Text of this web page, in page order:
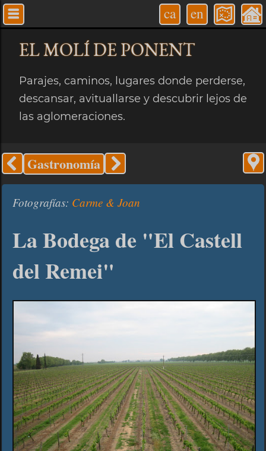
ca en
EL MOLÍDE PONENT
Parajes, caminos, lugares donde perderse,
descansar, avituallarse y descubrir lejos de
las aglomeraciones.
Gastronomía
Fotografías: Carme & Joan
La Bodega de "El Castell
del Remei"